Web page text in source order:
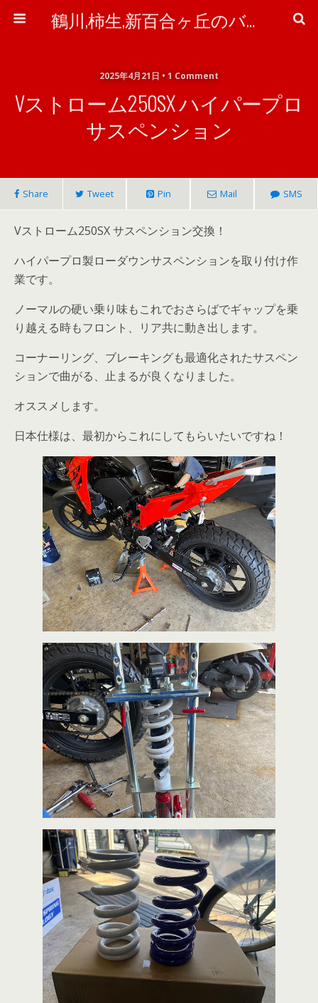
鶴川,柿生,新百合ヶ丘のバイク＆自転車屋さん「ワイズ・ピット」のブログ
2025年4月21日 • 1 Comment
Vストローム250SX ハイパープロ
サスペンション
Share Tweet Pin Mail SMS
Vストローム250SX サスペンション交換！
ハイパープロ製ローダウンサスペンションを取り付け作
業です。
ノーマルの硬い乗り味もこれでおさらばでギャップを乗
り越える時もフロント、リア共に動き出します。
コーナーリング、ブレーキングも最適化されたサスペン
ションで曲がる、止まるが良くなりました。
オススメします。
日本仕様は、最初からこれにしてもらいたいですね！